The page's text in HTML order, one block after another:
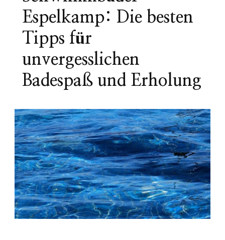
Espelkamp: Die besten
Tipps für
unvergesslichen
Badespaß und Erholung